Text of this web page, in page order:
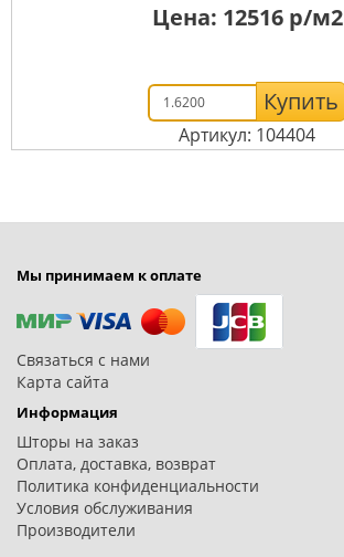
Цена: 12516р/м2
Купить
Артикул: 104404
Мы принимаем к оплате
Связаться с нами
Карта сайта
Информация
Шторы на заказ
Оплата, доставка, возврат
Политика конфиденциальности
Условия обслуживания
Производители